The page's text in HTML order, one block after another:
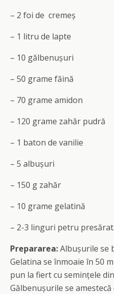
– 2 foi de cremeș
– 1 litru de lapte
– 10 gălbenușuri
– 50 grame făină
– 70 grame amidon
– 120 grame zahăr pudră
– 1 baton de vanilie
– 5 albușuri
– 150 g zahăr
– 10 grame gelatină
– 2-3 linguri petru presărat.
Prepararea:Albușurile se
Gelatina se înmoaie în 50
pun la fiert cu semințele
Gălbenușurile se